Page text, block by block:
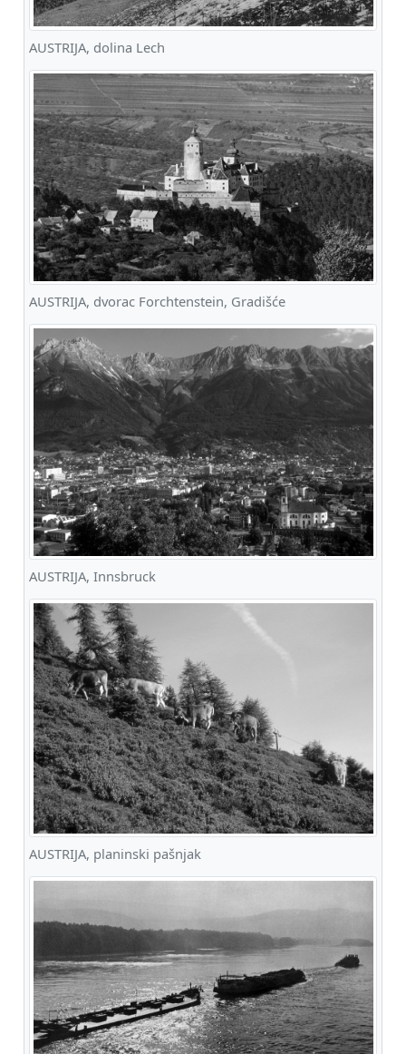
AUSTRIJA, dolina Lech
AUSTRIJA, dvorac Forchtenstein, Gradišće
AUSTRIJA, Innsbruck
AUSTRIJA, planinski pašnjak